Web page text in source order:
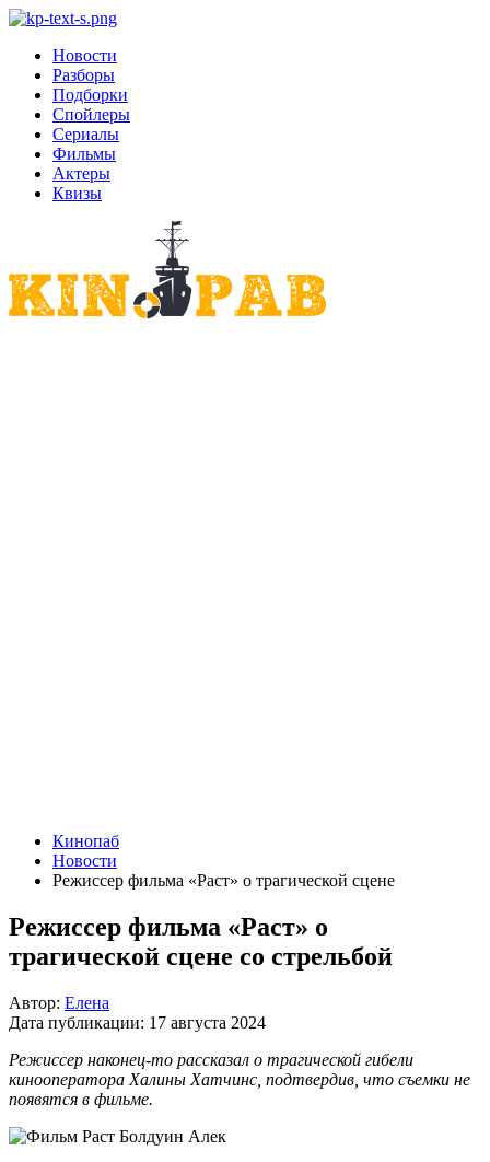
Новости
Разборы
Подборки
Спойлеры
Сериалы
Фильмы
Актеры
Квизы
Кинопаб
Новости
Режиссер фильма «Раст» о трагической сцене
Режиссер фильма «Раст» о
трагической сцене со стрельбой
Автор: Елена
Дата публикации: 17 августа 2024
Режиссер наконец-то рассказал о трагической гибели
кинооператора Халины Хатчинс, подтвердив, что съемки не
появятся в фильме.